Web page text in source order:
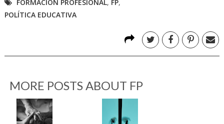
FORMACIÓN PROFESIONAL, FP,
POLÍTICA EDUCATIVA
MORE POSTS ABOUT FP